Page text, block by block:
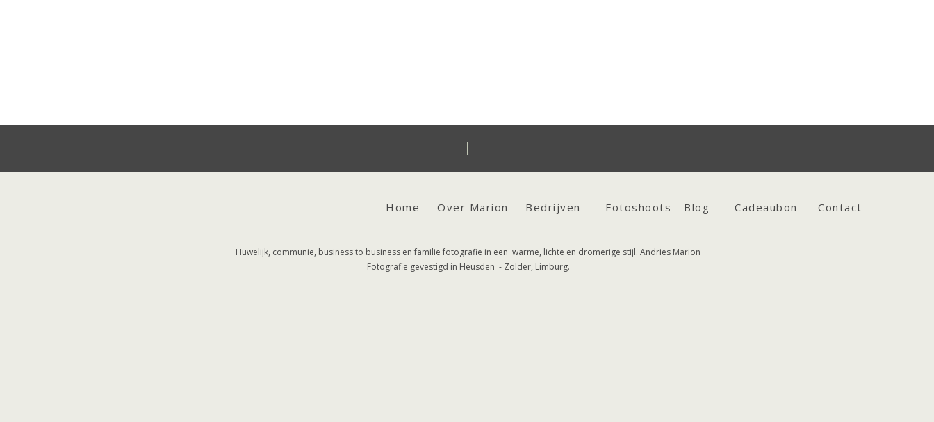
Home Over Marion Bedrijven Fotoshoots Blog Contact
Huwelijk, communie, business to business en familie fotografie in een warme, lichte en dromerige stijl. Andries Marion
Fotografie gevestigd in Heusden - Zolder, Limburg.
Cadeaubon